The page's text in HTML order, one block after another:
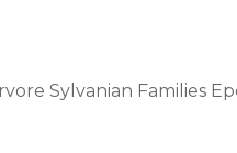
Sylvanian Families